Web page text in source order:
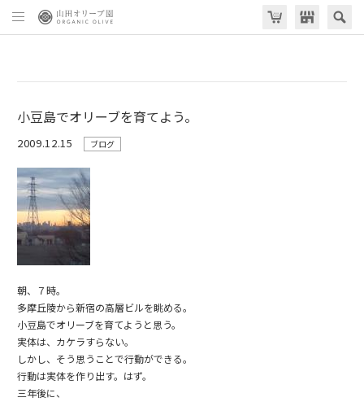
小豆島でオリーブを育てよう。
2009.12.15 ブログ
朝、７時。
多摩丘陵から新宿の高層ビルを眺める。
小豆島でオリーブを育てようと思う。
実体は、カケラすらない。
しかし、そう思うことで行動ができる。
行動は実体を作り出す。はず。
三年後に、